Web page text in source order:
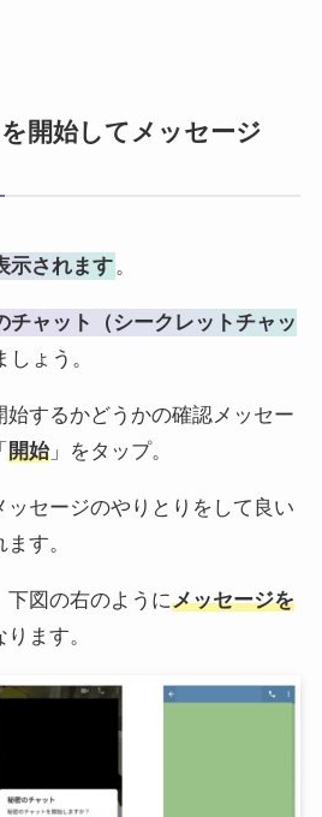
開始してメッセージ
示されます 。
チャット（シークレットチャッ
しょう。
するかどうかの確認メッセー
開始」をタップ。
セージのやりとりをして良い
す。
下図の右のようにメッセージを
ります。